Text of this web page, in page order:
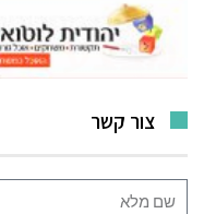
צור קשר